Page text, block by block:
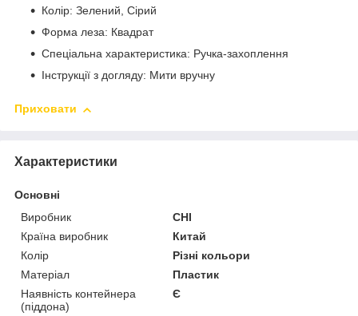
Колір: Зелений, Сірий
Форма леза: Квадрат
Спеціальна характеристика: Ручка-захоплення
Інструкції з догляду: Мити вручну
Приховати
Характеристики
Основні
Виробник
CHI
Країна виробник
Китай
Колір
Різні кольори
Матеріал
Пластик
Наявність контейнера
(піддона)
Є